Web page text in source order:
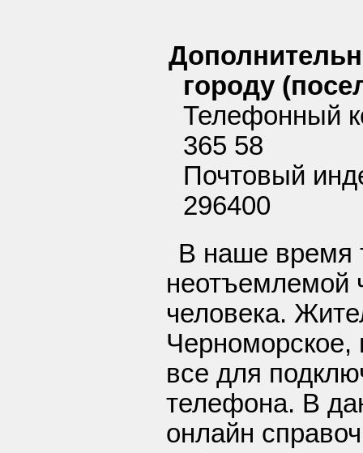
городу
Телефонный
365 58
Почтовый
296400
В наше время
неотъемлемой
человека.
все для
телефона. В
онлайн